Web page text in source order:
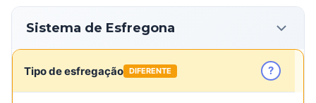
Sistema de Esfregona
Tipo de esfregação DIFERENTE ?